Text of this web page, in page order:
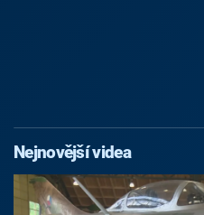
Nejnovější videa